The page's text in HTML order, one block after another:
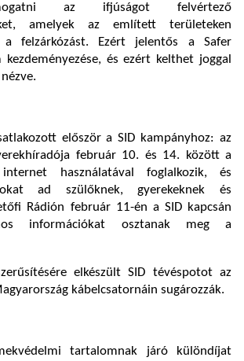
az ifjúságot felvértező
amelyek az említett területeken
a felzárkózást. Ezért jelentős a Safer
kezdeményezése, és ezért kelthet joggal
először a SID kampányhoz: az
február 10. és 14. között a
internet használatával foglalkozik, és
ad szülőknek, gyerekeknek és
Rádión február 11-én a SID kapcsán
információkat osztanak meg a
elkészült SID tévéspotot az
kábelcsatornáin sugározzák.
tartalomnak járó különdíjat